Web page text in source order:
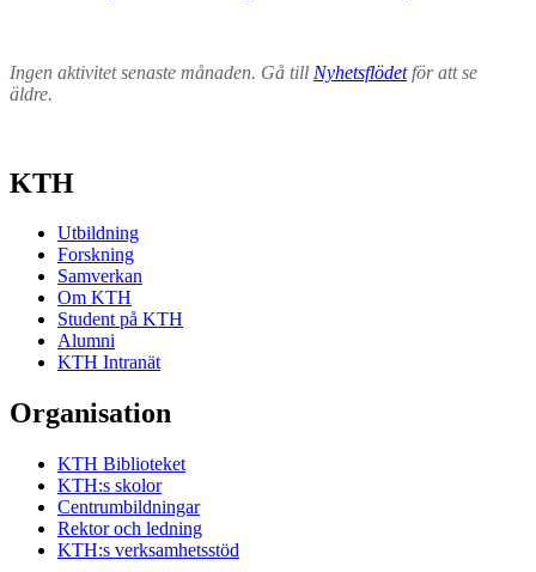
Ingen aktivitet senaste månaden. Gå till Nyhetsflödetför att se
äldre.
KTH
Utbildning
Forskning
Samverkan
Om KTH
Student på KTH
Alumni
KTH Intranät
Organisation
KTH Biblioteket
KTH:s skolor
Centrumbildningar
Rektor och ledning
KTH:s verksamhetsstöd